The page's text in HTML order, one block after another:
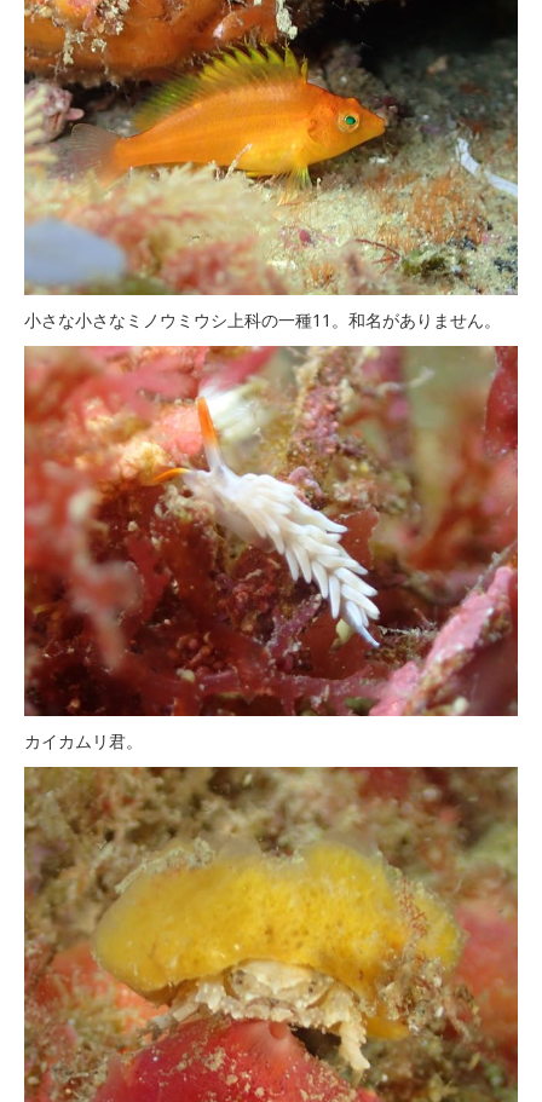
小さな小さなミノウミウシ上科の一種11。和名がありません。
カイカムリ君。